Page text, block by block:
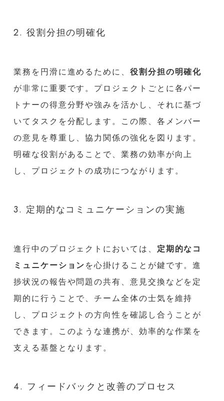
2. 役割分担の明確化
業務を円滑に進めるために、 役割分担の明確化
が非常に重要です。プロジェクトごとに各パー
トナーの得意分野や強みを活かし、それに基づ
いてタスクを分配します。この際、各メンバー
の意見を尊重し、協力関係の強化を図ります。
明確な役割があることで、業務の効率が向上
し、プロジェクトの成功につながります。
3. 定期的なコミュニケーションの実施
進行中のプロジェクトにおいては、 定期的なコ
ミュニケーションを心掛けることが鍵です。進
捗状況の報告や問題の共有、意見交換などを定
期的に行うことで、チーム全体の士気を維持
し、プロジェクトの方向性を確認し合うことが
できます。このような連携が、効率的な作業を
支える基盤となります。
4. フィードバックと改善のプロセス